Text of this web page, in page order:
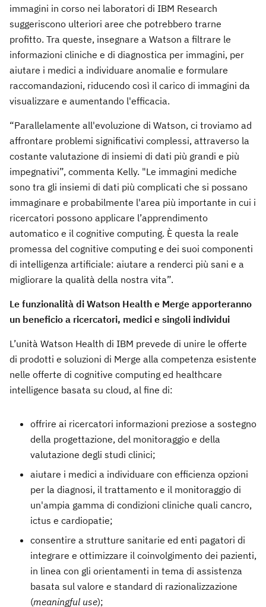
immagini in corso nei laboratori di IBM Research
suggeriscono ulteriori aree che potrebbero trarne
profitto. Tra queste, insegnare a Watson a filtrare le
informazioni cliniche e di diagnostica per immagini, per
aiutare i medici a individuare anomalie e formulare
raccomandazioni, riducendo così il carico di immagini da
visualizzare e aumentando l'efficacia.
“Parallelamente all'evoluzione di Watson, ci troviamo ad
affrontare problemi significativi complessi, attraverso la
costante valutazione di insiemi di dati più grandi e più
impegnativi”, commenta Kelly. "Le immagini mediche
sono tra gli insiemi di dati più complicati che si possano
immaginare e probabilmente l'area più importante in cui i
ricercatori possono applicare l’apprendimento
automatico e il cognitive computing. È questa la reale
promessa del cognitive computing e dei suoi componenti
di intelligenza artificiale: aiutare a renderci più sani e a
migliorare la qualità della nostra vita”.
Le funzionalità di Watson Health e Merge apporteranno
un beneficio a ricercatori, medici e singoli individui
L’unità Watson Health di IBM prevede di unire le offerte
di prodotti e soluzioni di Merge alla competenza esistente
nelle offerte di cognitive computing ed healthcare
intelligence basata su cloud, al fine di:
offrire ai ricercatori informazioni preziose a sostegno
della progettazione, del monitoraggio e della
valutazione degli studi clinici;
aiutare i medici a individuare con efficienza opzioni
per la diagnosi, il trattamento e il monitoraggio di
un'ampia gamma di condizioni cliniche quali cancro,
ictus e cardiopatie;
consentire a strutture sanitarie ed enti pagatori di
integrare e ottimizzare il coinvolgimento dei pazienti,
in linea con gli orientamenti in tema di assistenza
basata sul valore e standard di razionalizzazione
(meaningful use);